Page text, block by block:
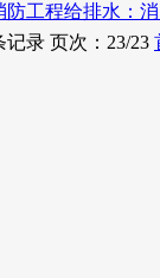
防工程给排水：
记录 页次：23/23